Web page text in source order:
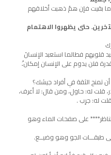
ما بقيت فإن همُ ذهبت أخلاقهم
حتى يظهروا الاهتمام
قلوبهم فطالما استعبد الإنسانَ
فلن يدوم على الإنسان إمكان.ُ
تمنح الثقة في أفراد جيشك؟
قلت له: حاول، ومن قال: لا أعرف،
له: جرِب .
على صفحات الماء وهو
طبقـــات الجو وهو وضيــع.